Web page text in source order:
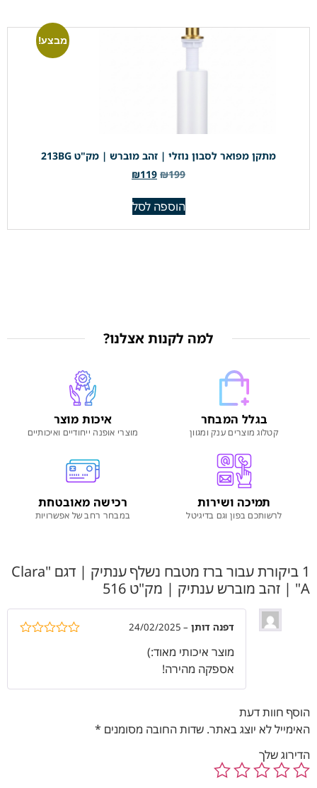
מבצע!
מתקן מפואר לסבון נוזלי | זהב מוברש | מק"ט 213BG
₪199
₪119
הוספה לסל
למה לקנות אצלנו?
בגלל המבחר
קטלוג מוצרים ענק ומגוון
איכות מוצר
מוצרי אופנה ייחודיים ואיכותיים
תמיכה ושירות
לרשותכם בפון וגם בדיגיטל
רכישה מאובטחת
במבחר רחב של אפשרויות
1 ביקורת עבור
ברז מטבח נשלף ענתיק | דגם "Clara
A" | זהב מוברש ענתיק | מק"ט 516
דפנה דותן –
24/02/2025
מוצר איכותי מאוד:)
אספקה מהירה!
הוסף חוות דעת
האימייל לא יוצג באתר. שדות החובה מסומנים *
הדירוג שלך